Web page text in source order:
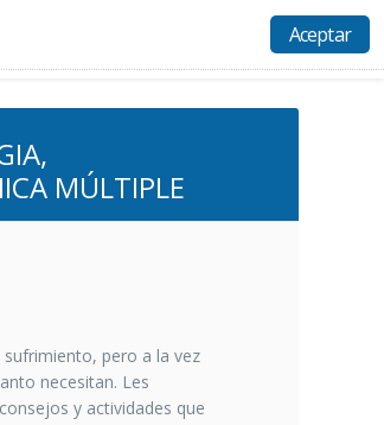
Aceptar
Acceso
MÚLTIPLE
pero a la vez
necesitan. Les
y actividades que